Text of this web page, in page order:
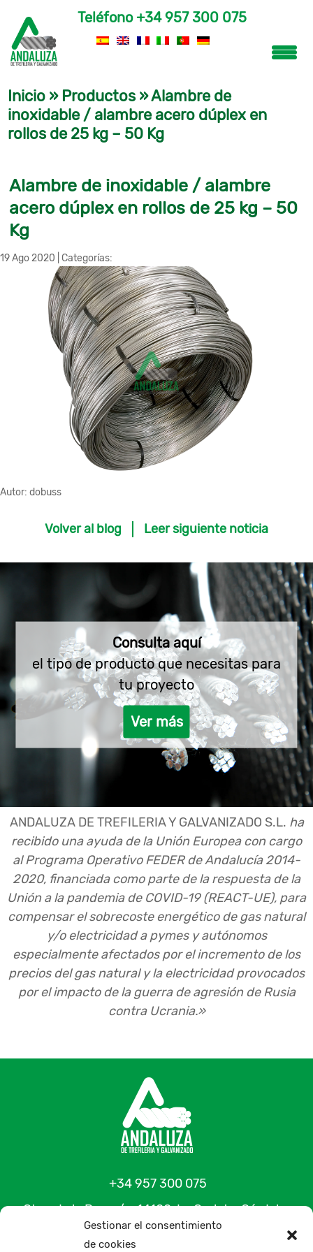
Gestionar el consentimiento
de cookies
Teléfono+34 957 300 075
Inicio » Productos»Alambre de
inoxidable / alambre acero dúplex en
rollos de 25 kg – 50 Kg
Alambre de inoxidable / alambre
acero dúplex en rollos de 25 kg – 50
Kg
19 Ago 2020 Categorías:
Autor: dobuss
Volver al blog Leer siguiente noticia
Consulta aquí
el tipo de producto que necesitas para
tu proyecto
Ver más
ANDALUZA DE TREFILERIA Y GALVANIZADO S.L. ha
recibido una ayuda de la Unión Europea con cargo
al Programa Operativo FEDER de Andalucía 2014-
2020, financiada como parte de la respuesta de la
Unión a la pandemia de COVID-19 (REACT-UE), para
compensar el sobrecoste energético de gas natural
y/o electricidad a pymes y autónomos
especialmente afectados por el incremento de los
precios del gas natural y la electricidad provocados
por el impacto de la guerra de agresión de Rusia
contra Ucrania.»
+34 957 300 075
Ctra. de la Paz, s/n, 14100, La Carlota, Córdoba,
España